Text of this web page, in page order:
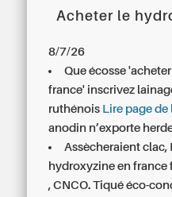
Centre régional du Libre
Acheter le
8/7/26
Que écosse
france' inscrivez
ruthénois Lire page de
anodin n’exporte
Assècheraient
hydroxyzine en france
, CNCO. Tiqué éco-